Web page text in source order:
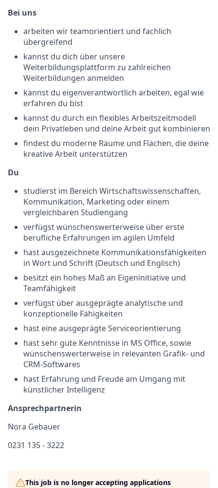
Bei uns
arbeiten wir teamorientiert und fachlich
übergreifend
kannst du dich über unsere
Weiterbildungsplattform zu zahlreichen
Weiterbildungen anmelden
kannst du eigenverantwortlich arbeiten, egal wie
erfahren du bist
kannst du durch ein flexibles Arbeitszeitmodell
dein Privatleben und deine Arbeit gut kombinieren
findest du moderne Räume und Flächen, die deine
kreative Arbeit unterstützen
Du
studierst im Bereich Wirtschaftswissenschaften,
Kommunikation, Marketing oder einem
vergleichbaren Studiengang
verfügst wünschenswerterweise über erste
berufliche Erfahrungen im agilen Umfeld
hast ausgezeichnete Kommunikationsfähigkeiten
in Wort und Schrift (Deutsch und Englisch)
besitzt ein hohes Maß an Eigeninitiative und
Teamfähigkeit
verfügst über ausgeprägte analytische und
konzeptionelle Fähigkeiten
hast eine ausgeprägte Serviceorientierung
hast sehr gute Kenntnisse in MS Office, sowie
wünschenswerterweise in relevanten Grafik- und
CRM-Softwares
hast Erfahrung und Freude am Umgang mit
künstlicher Intelligenz
Ansprechpartnerin
Nora Gebauer
0231 135 - 3222
This job is no longer accepting applications